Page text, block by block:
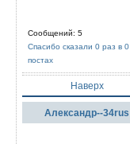
Сообщений: 5
Спасибо сказали 0 раз в 0
постах
Наверх
Александр--34rus